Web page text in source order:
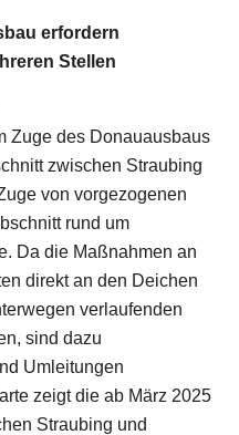
erfordern
Stellen
Zuge des Donauausbaus
zwischen Straubing
von vorgezogenen
rund um
Da die Maßnahmen an
direkt an den Deichen
verlaufenden
sind dazu
Umleitungen
zeigt die ab März 2025
Straubing und